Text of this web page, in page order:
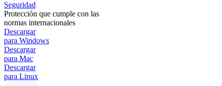
Seguridad
Protección que cumple con las
normas internacionales
Descargar
para Windows
Descargar
para Mac
Descargar
para Linux